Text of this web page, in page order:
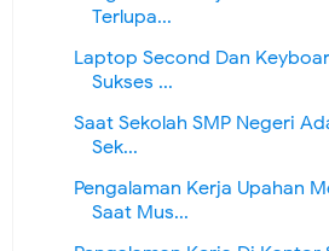
Terlupa...
Laptop Second Dan
Sukses ...
Saat Sekolah SMP Negeri
Sek...
Pengalaman Kerja Upahan
Saat Mus...